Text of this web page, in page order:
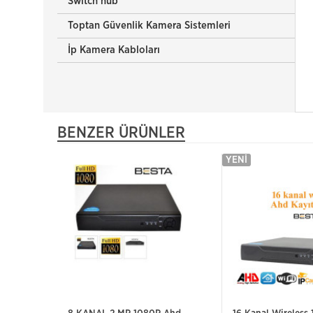
Toptan Güvenlik Kamera Sistemleri
İp Kamera Kabloları
BENZER ÜRÜNLER
YENI